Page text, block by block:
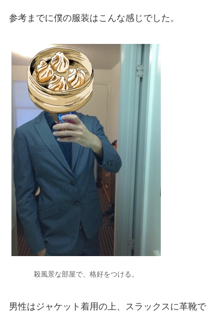
参考までに僕の服装はこんな感じでした。
殺風景な部屋で、格好をつける。
男性はジャケット着用の上、スラックスに革靴で